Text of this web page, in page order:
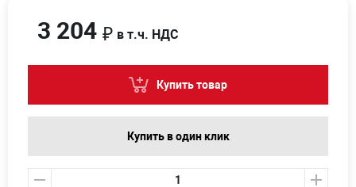
3 204 ₽ в т.ч. НДС
Купить товар
Купить в один клик